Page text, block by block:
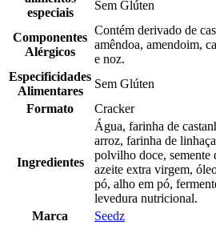
especiais
Sem Glúten
Componentes
Alérgicos
Contém derivado de
amêndoa, amendoim,
e noz.
Especificidades
Alimentares
Sem Glúten
Formato
Cracker
Ingredientes
Água, farinha de
arroz, farinha de
polvilho doce, semente
azeite extra virgem,
pó, alho em pó,
levedura nutricional.
Marca
Seedz